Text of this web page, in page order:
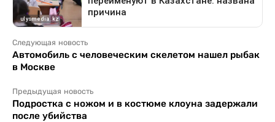
Следующая новость
Автомобиль с человеческим скелетом нашел рыбак
в Москве
Предыдущая новость
Подростка с ножом и в костюме клоуна задержали
после убийства